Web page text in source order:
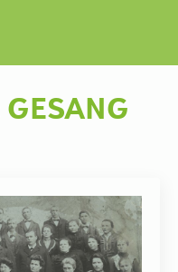
GESANG